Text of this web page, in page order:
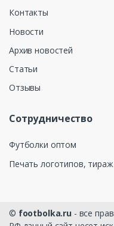
Контакты
Новости
Архив новостей
Статьи
Отзывы
Сотрудничество
Футболки оптом
Печать логотипов, тираж
© footbolka.ru - все